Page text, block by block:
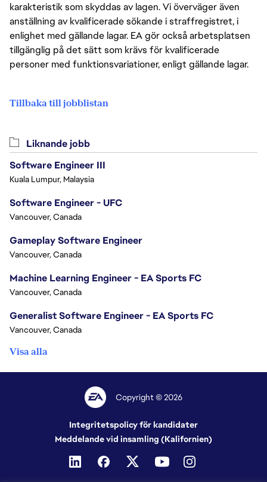
karakteristik som skyddas av lagen. Vi överväger även
anställning av kvalificerade sökande i straffregistret, i
enlighet med gällande lagar. EA gör också arbetsplatsen
tillgänglig på det sätt som krävs för kvalificerade
personer med funktionsvariationer, enligt gällande lagar.
Tillbaka till jobblistan
Liknande jobb
Software Engineer III
Kuala Lumpur, Malaysia
Software Engineer - UFC
Vancouver, Canada
Gameplay Software Engineer
Vancouver, Canada
Machine Learning Engineer - EA Sports FC
Vancouver, Canada
Generalist Software Engineer - EA Sports FC
Vancouver, Canada
Visa alla
Copyright © 2026
Integritetspolicy för kandidater
Meddelande vid insamling (Kalifornien)